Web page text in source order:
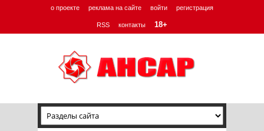
о проекте реклама на сайте войти регистрация
RSS контакты 18+